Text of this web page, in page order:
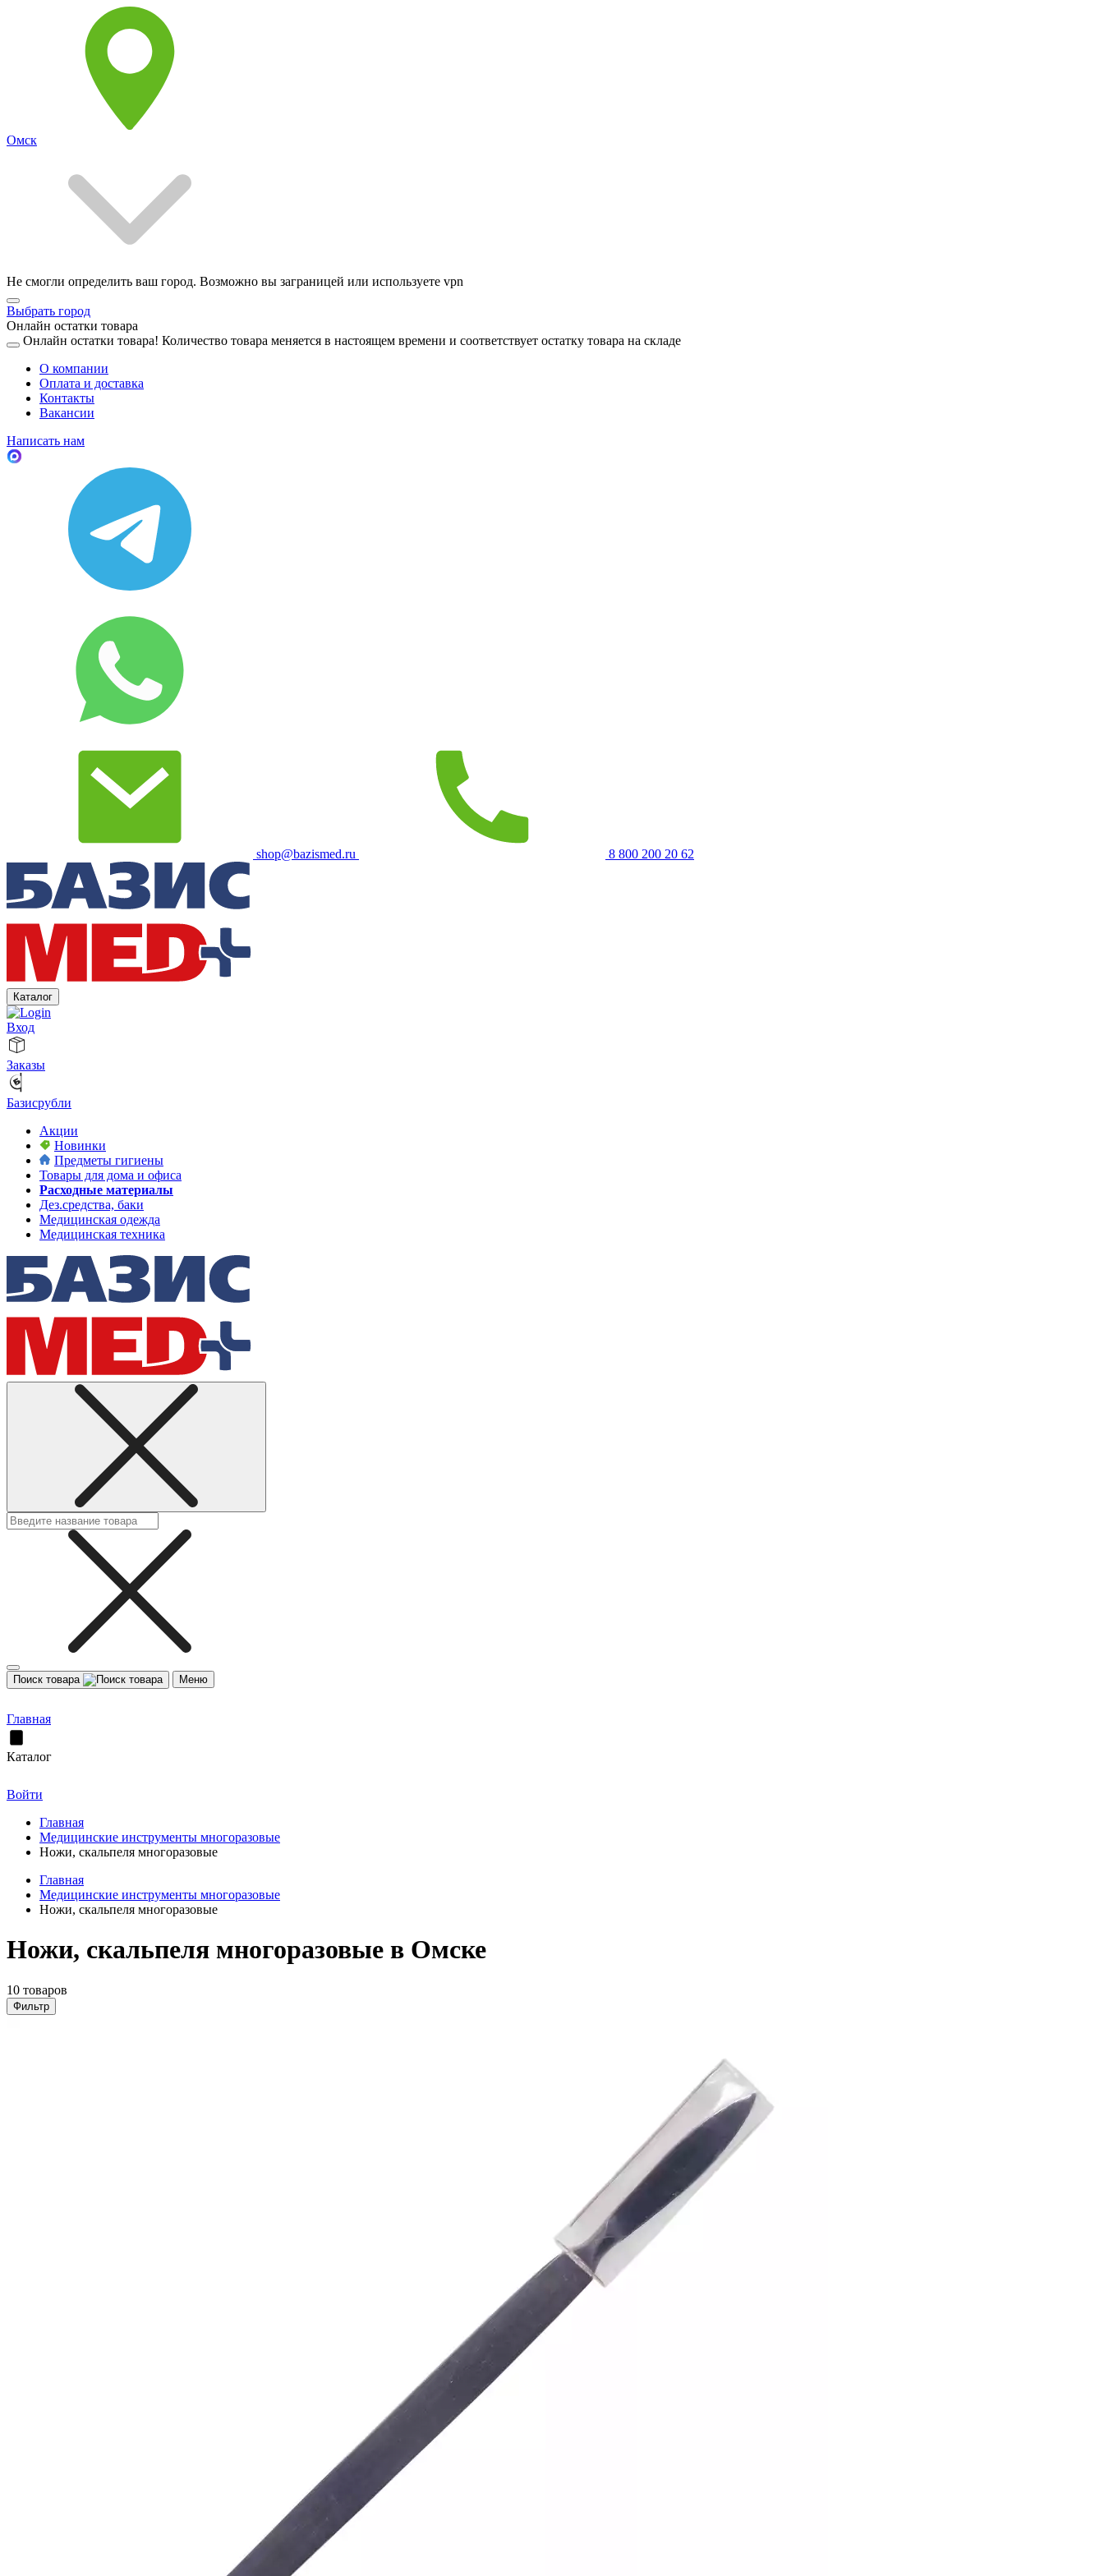
Омск
Не смогли определить ваш город. Возможно вы заграницей или используете vpn
Выбрать город
Онлайн остатки товара
Онлайн остатки товара! Количество товара меняется в настоящем времени и соответствует остатку товара на складе
О компании
Оплата и доставка
Контакты
Вакансии
Написать нам
shop@bazismed.ru 8 800 200 20 62
Каталог
Вход
Заказы
Базисрубли
Акции
Новинки
Предметы гигиены
Товары для дома и офиса
Расходные материалы
Дез.средства, баки
Медицинская одежда
Медицинская техника
Поиск товара Меню
Главная
Каталог
Войти
Главная
Медицинские инструменты многоразовые
Ножи, скальпеля многоразовые
Главная
Медицинские инструменты многоразовые
Ножи, скальпеля многоразовые
Ножи, скальпеля многоразовые в Омске
10 товаров
Фильтр